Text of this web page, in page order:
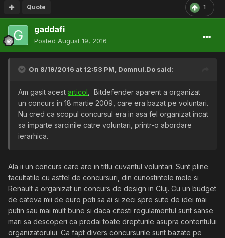
1
Quote
gaddafi
Posted August 19, 2016
On 8/19/2016 at 12:53 PM, Domnul.Do said:
Am gasit acest articol , Bitdefender aparent a organizat
un concurs in 18 martie 2009, care era bazat pe voluntari.
Nu cred ca scopul concursul era in asa fel organizat incat
sa imparte sarcinile catre voluntari, printr-o abordare
ierarhica.
Ala ii un concurs care are in titlu cuvantul voluntari. Sunt pline
facultatile cu astfel de concursuri, din cunostintele mele si
Renault a organizat un concurs de design in Cluj. Cu un budget
de cateva mii de euro poti sa ai si zeci spre sute de idei mai
putin sau mai mult bune si daca citesti regulamentul sunt sanse
mari sa descoperi ca predai toate drepturile asupra contentului
organizatorului. Ca fapt divers concursurile sunt bazate pe